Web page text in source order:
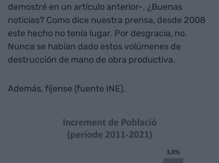
demostré en un artículo anterior-. ¿Buenas
noticias? Como dice nuestra prensa, desde 2008
este hecho no tenía lugar. Por desgracia, no.
Nunca se habían dado estos volúmenes de
destrucción de mano de obra productiva.
Además, fíjense (fuente INE).